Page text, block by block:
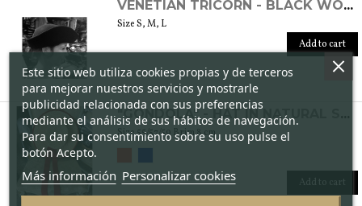
VENETIAN TRICORN - BLACK WOMEN'S FELT HAT
Size S, M, L
Add to cart
Size 55/57/59 Brim 8 cm
Add to cart
Este sitio web utiliza cookies propias y de terceros
para mejorar nuestros servicios y mostrarle
publicidad relacionada con sus preferencias
mediante el análisis de sus hábitos de navegación.
Para dar su consentimiento sobre su uso pulse el
botón Acepto.
Más información Personalizar cookies